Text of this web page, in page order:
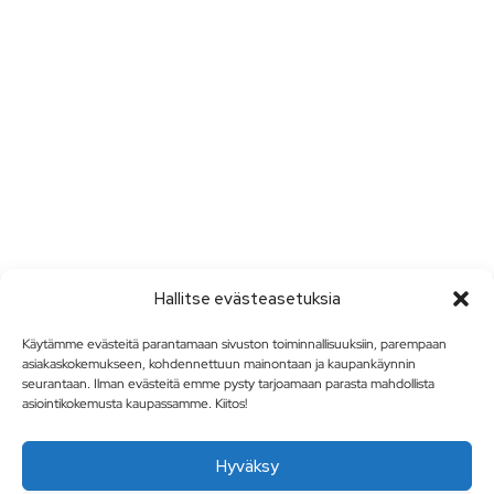
Hallitse evästeasetuksia
Käytämme evästeitä parantamaan sivuston toiminnallisuuksiin, parempaan
asiakaskokemukseen, kohdennettuun mainontaan ja kaupankäynnin
seurantaan. Ilman evästeitä emme pysty tarjoamaan parasta mahdollista
asiointikokemusta kaupassamme. Kiitos!
Hyväksy